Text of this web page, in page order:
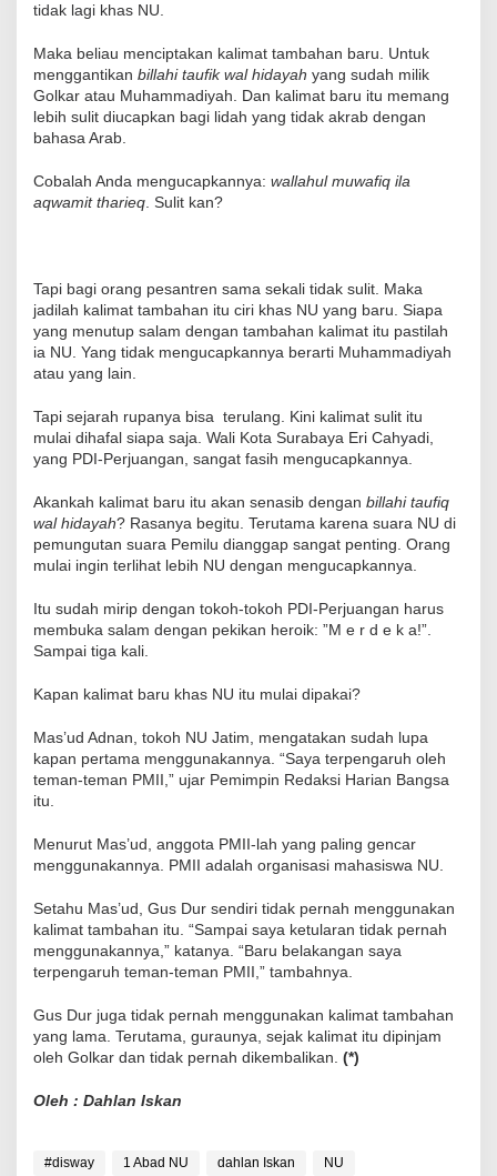
tidak lagi khas NU.
Maka beliau menciptakan kalimat tambahan baru. Untuk
menggantikan billahi taufik wal hidayah yang sudah milik
Golkar atau Muhammadiyah. Dan kalimat baru itu memang
lebih sulit diucapkan bagi lidah yang tidak akrab dengan
bahasa Arab.
Cobalah Anda mengucapkannya: wallahul muwafiq ila
aqwamit tharieq. Sulit kan?
Tapi bagi orang pesantren sama sekali tidak sulit. Maka
jadilah kalimat tambahan itu ciri khas NU yang baru. Siapa
yang menutup salam dengan tambahan kalimat itu pastilah
ia NU. Yang tidak mengucapkannya berarti Muhammadiyah
atau yang lain.
Tapi sejarah rupanya bisa terulang. Kini kalimat sulit itu
mulai dihafal siapa saja. Wali Kota Surabaya Eri Cahyadi,
yang PDI-Perjuangan, sangat fasih mengucapkannya.
Akankah kalimat baru itu akan senasib dengan billahi taufiq
wal hidayah? Rasanya begitu. Terutama karena suara NU di
pemungutan suara Pemilu dianggap sangat penting. Orang
mulai ingin terlihat lebih NU dengan mengucapkannya.
Itu sudah mirip dengan tokoh-tokoh PDI-Perjuangan harus
membuka salam dengan pekikan heroik: ”M e r d e k a!”.
Sampai tiga kali.
Kapan kalimat baru khas NU itu mulai dipakai?
Mas’ud Adnan, tokoh NU Jatim, mengatakan sudah lupa
kapan pertama menggunakannya. “Saya terpengaruh oleh
teman-teman PMII,” ujar Pemimpin Redaksi Harian Bangsa
itu.
Menurut Mas’ud, anggota PMII-lah yang paling gencar
menggunakannya. PMII adalah organisasi mahasiswa NU.
Setahu Mas’ud, Gus Dur sendiri tidak pernah menggunakan
kalimat tambahan itu. “Sampai saya ketularan tidak pernah
menggunakannya,” katanya. “Baru belakangan saya
terpengaruh teman-teman PMII,” tambahnya.
Gus Dur juga tidak pernah menggunakan kalimat tambahan
yang lama. Terutama, guraunya, sejak kalimat itu dipinjam
oleh Golkar dan tidak pernah dikembalikan. (*)
Oleh : Dahlan Iskan
#disway 1 Abad NU dahlan Iskan NU